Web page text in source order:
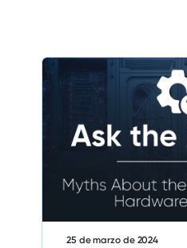
25 de marzo de 2024